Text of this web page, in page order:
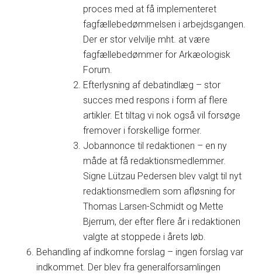
proces med at få implementeret
fagfællebedømmelsen i arbejdsgangen.
Der er stor velvilje mht. at være
fagfællebedømmer for Arkæologisk
Forum.
Efterlysning af debatindlæg – stor
succes med respons i form af flere
artikler. Et tiltag vi nok også vil forsøge
fremover i forskellige former.
Jobannonce til redaktionen – en ny
måde at få redaktionsmedlemmer.
Signe Lützau Pedersen blev valgt til nyt
redaktionsmedlem som afløsning for
Thomas Larsen-Schmidt og Mette
Bjerrum, der efter flere år i redaktionen
valgte at stoppede i årets løb.
Behandling af indkomne forslag – ingen forslag var
indkommet. Der blev fra generalforsamlingen